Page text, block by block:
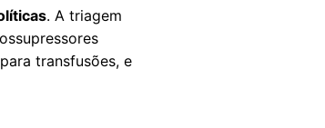
. A triagem
transfusões, e